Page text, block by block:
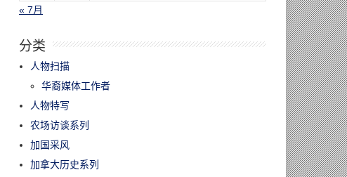
« 7月
分类
人物扫描
华裔媒体工作者
人物特写
农场访谈系列
加国采风
加拿大历史系列